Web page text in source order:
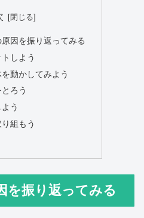
因を振り返ってみる
しよう
動かしてみよう
ろう
う
組もう
を振り返ってみる